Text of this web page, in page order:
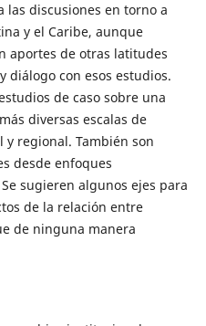
las discusiones en torno a
y el Caribe, aunque
aportes de otras latitudes
diálogo con esos estudios.
de caso sobre una
diversas escalas de
regional. También son
desde enfoques
sugieren algunos ejes para
de la relación entre
de ninguna manera